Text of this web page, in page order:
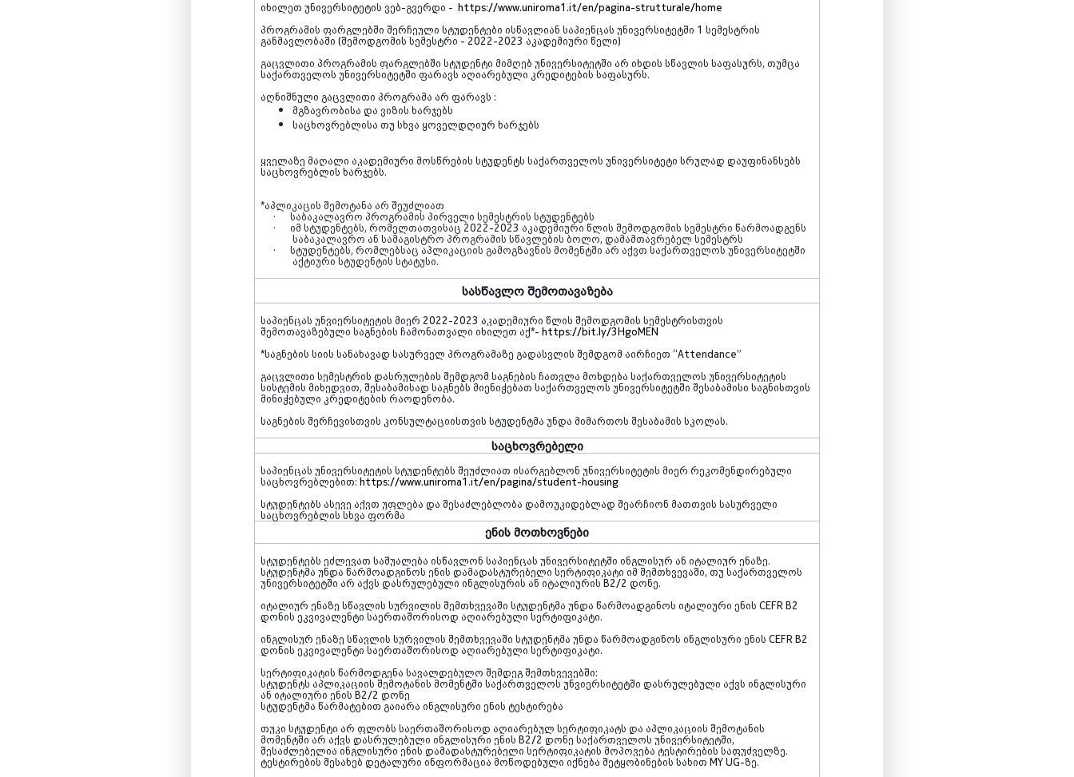
იხილეთ უნივერსიტეტის ვებ-გვერდი -https://www.uniroma1.it/en/pagina-strutturale/home
პროგრამის ფარგლებში შერჩეული სტუდენტები ისწავლიან საპიენცას უნივერსიტეტში 1 სემესტრის
განმავლობაში (შემოდგომის სემესტრი - 2022-2023 აკადემიური წელი)
გაცვლითი პროგრამის ფარგლებში სტუდენტი მიმღებ უნივერსიტეტში არ იხდის სწავლის საფასურს, თუმცა
საქართველოს უნივერსიტეტში ფარავს აღიარებული კრედიტების საფასურს.
აღნიშნული გაცვლითი პროგრამა არ ფარავს :
მგზავრობისა და ვიზის ხარჯებს
საცხოვრებლისა თუ სხვა ყოველდღიურ ხარჯებს
ყველაზე მაღალი აკადემიური მოსწრების სტუდენტს საქართველოს უნივერსიტეტი სრულად დაუფინანსებს
საცხოვრებლის ხარჯებს.
*აპლიკაცის შემოტანა არ შეუძლიათ
·
საბაკალავრო პროგრამის პირველი სემესტრის სტუდენტებს
·
იმ სტუდენტებს, რომელთათვისაც 2022-2023 აკადემიური წლის შემოდგომის სემესტრი წარმოადგენს
საბაკალავრო ან სამაგისტრო პროგრამის სწავლების ბოლო, დამამთავრებელ სემესტრს
·
სტუდენტებს, რომლებსაც აპლიკაციის გამოგზავნის მომენტში არ აქვთ საქართველოს უნივერსიტეტში
აქტიური სტუდენტის სტატუსი.
სასწავლო შემოთავაზება
საპიენცას უნვიერსიტეტის მიერ 2022-2023 აკადემიური წლის შემოდგომის სემესტრისთვის
შემოთავაზებული საგნების ჩამონათვალი იხილეთ აქ*-https://bit.ly/3HgoMEN
*საგნების სიის სანახავად სასურველ პროგრამაზე გადასვლის შემდგომ აირჩიეთ “Attendance”
გაცვლითი სემესტრის დასრულების შემდგომ საგნების ჩათვლა მოხდება საქართველოს უნივერსიტეტის
სისტემის მიხედვით, შესაბამისად საგნებს მიენიჭებათ საქართველოს უნივერსიტეტში შესაბამისი საგნისთვის
მინიჭებული კრედიტების რაოდენობა.
საგნების შერჩევისთვის კონსულტაციისთვის სტუდენტმა უნდა მიმართოს შესაბამის სკოლას.
საცხოვრებელი
საპიენცას უნივერსიტეტის სტუდენტებს შეუძლიათ ისარგებლონ უნივერსიტეტის მიერ რეკომენდირებული
საცხოვრებლებით:https://www.uniroma1.it/en/pagina/student-housing
სტუდენტებს ასევე აქვთ უფლება და შესაძლებლობა დამოუკიდებლად შეარჩიონ მათთვის სასურველი
საცხოვრებლის სხვა ფორმა
ენის მოთხოვნები
სტუდენტებს ეძლევათ საშუალება ისწავლონ საპიენცას უნივერსიტეტში ინგლისურ ან იტალიურ ენაზე.
სტუდენტმა უნდა წარმოადგინოს ენის დამადასტურებელი სერტიფიკატი იმ შემთხვევაში, თუ საქართველოს
უნივერსიტეტში არ აქვს დასრულებული ინგლისურის ან იტალიურის B2/2 დონე.
იტალიურ ენაზე სწავლის სურვილის შემთხვევაში სტუდენტმა უნდა წარმოადგინოს იტალიური ენის CEFR B2
დონის ეკვივალენტი საერთაშორისოდ აღიარებული სერტიფიკატი.
ინგლისურ ენაზე სწავლის სურვილის შემთხვევაში სტუდენტმა უნდა წარმოადგინოს ინგლისური ენის CEFR B2
დონის ეკვივალენტი საერთაშორისოდ აღიარებული სერტიფიკატი.
სერტიფიკატის წარმოდგენა სავალდებულო შემდეგ შემთხვევებში:
სტუდენტს აპლიკაციის შემოტანის მომენტში საქართველოს უნვიერსიტეტში დასრულებული აქვს ინგლისური
ან იტალიური ენის B2/2 დონე
სტუდენტმა წარმატებით გაიარა ინგლისური ენის ტესტირება
თუკი სტუდენტი არ ფლობს საერთაშორისოდ აღიარებულ სერტიფიკატს და აპლიკაციის შემოტანის
მომენტში არ აქვს დასრულებული ინგლისური ენის B2/2 დონე საქართველოს უნივერსიტეტში,
შესაძლებელია ინგლისური ენის დამადასტურებელი სერტიფიკატის მოპოვება ტესტირების საფუძველზე.
ტესტირების შესახებ დეტალური ინფორმაცია მოწოდებული იქნება შეტყობინების სახითMY UG-ზე.